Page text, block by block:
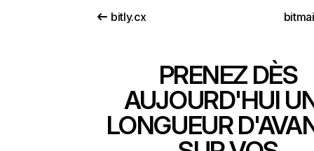
bitly.cx
PRENEZ DÈS
AUJOURD'HUI
LONGUEUR